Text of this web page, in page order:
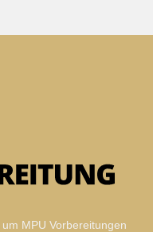
MPU Vorbereitungen